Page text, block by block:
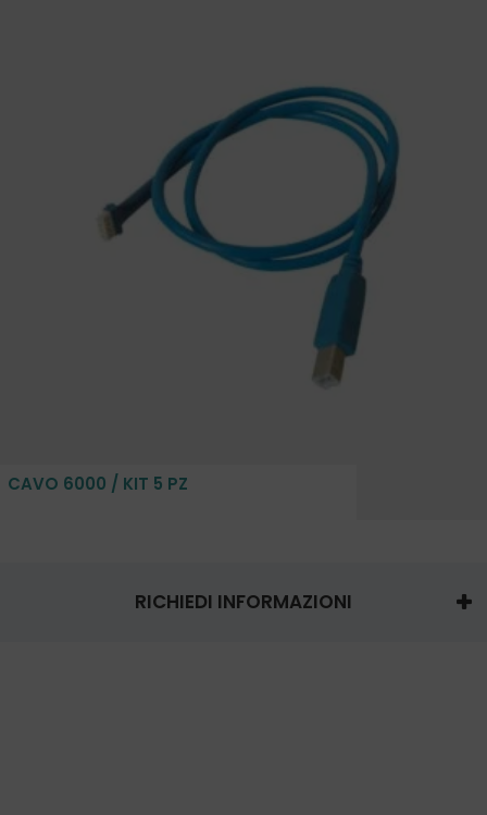
CAVO 6000 / KIT 5 PZ
RICHIEDI INFORMAZIONI